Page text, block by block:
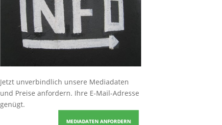
Jetzt unverbindlich unsere Mediadaten
und Preise anfordern. Ihre E-Mail-Adresse
genügt.
MEDIADATEN ANFORDERN